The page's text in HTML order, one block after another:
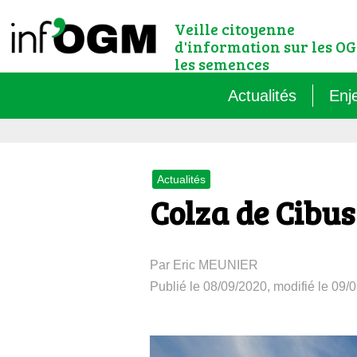
Veille citoyenne
d'information sur les
les semences
Actualités
Le
Actualités
Colza de
Par Eric MEUNIER
Publié le 08/09/2020, modifié le 09/